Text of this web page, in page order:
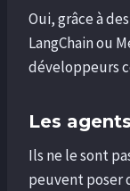
Oui, grâce à
LangChain ou
développeurs
Les
Ils ne le sont
peuvent poser